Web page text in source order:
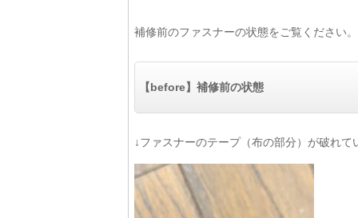
補修前のファスナーの状態をご覧ください。
【before】補修前の状態
↓ファスナーのテープ（布の部分）が破れて